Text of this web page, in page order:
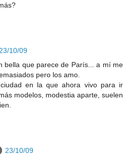
23/10/09
bella que parece de París... a mí me
pero los amo.
en la que ahora vivo para ir
modelos, modestia aparte, suelen
23/10/09